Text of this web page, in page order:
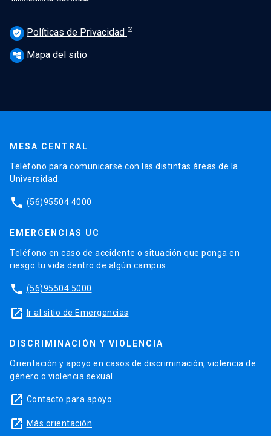
verified_user Políticas de Privacidad
account_tree Mapa del sitio
MESA CENTRAL
Teléfono para comunicarse con las distintas áreas de la
Universidad.
phone (56)95504 4000
EMERGENCIAS UC
Teléfono en caso de accidente o situación que ponga en
riesgo tu vida dentro de algún campus.
phone (56)95504 5000
launch Ir al sitio de Emergencias
DISCRIMINACIÓN Y VIOLENCIA
Orientación y apoyo en casos de discriminación, violencia de
género o violencia sexual.
launch Contacto para apoyo
launch Más orientación